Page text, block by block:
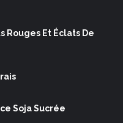
Rouges Et Éclats De
Soja Sucrée